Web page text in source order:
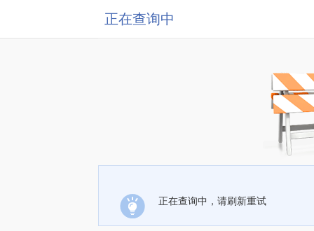
正在查询中
正在查询中，请刷新重试